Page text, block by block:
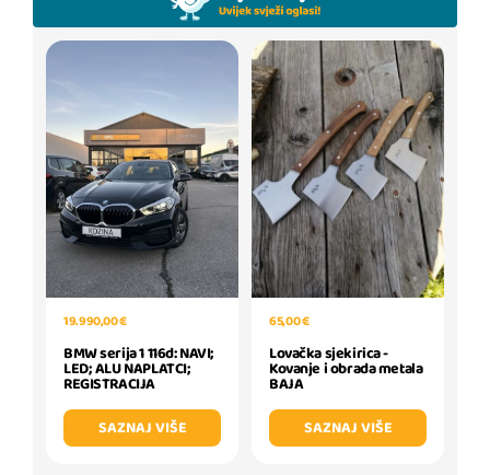
19.990,00 €
BMW serija 1 116d: NAVI;
LED; ALU NAPLATCI;
REGISTRACIJA
SAZNAJ VIŠE
65,00 €
Lovačka sjekirica -
Kovanje i obrada metala
BAJA
SAZNAJ VIŠE